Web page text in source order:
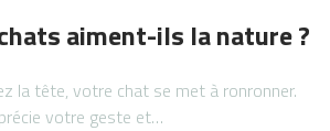
aiment-ils la nature ?
la tête, votre chat se met à ronronner.
votre geste et…